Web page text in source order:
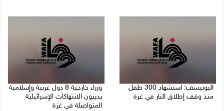
اليونيسف: استشهاد 300 طفل
منذ وقف إطلاق النار في غزة
وزراء خارجية 8 دول عربية وإسلامية
يدينون الانتهاكات الإسرائيلية
المتواصلة في غزة